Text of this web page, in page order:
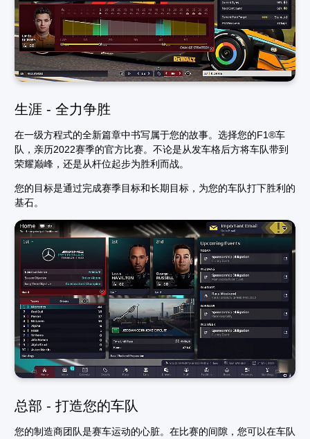
生涯 - 全力争胜
在一级方程式的全新篇章中书写属于您的故事。选择您的F1®车
队，亲历2022赛季的官方比赛。不论是从发车格后方将车队带到
荣耀巅峰，还是从杆位起步为胜利而战。
您的目标是通过完成赛季目标和长期目标，为您的车队打下胜利的
基石。
总部 - 打造您的车队
您的制造商团队是赛车运动的心脏。在比赛的间隙，您可以在车队